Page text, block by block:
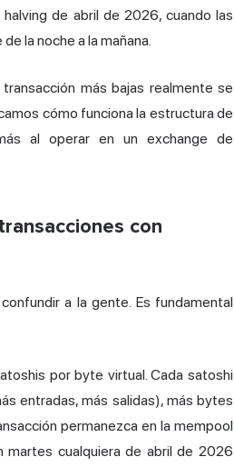
de abril de 2026, cuando las
la noche a la mañana.
más bajas realmente se
cómo funciona la estructura de
al operar en un exchange de
con
a la gente. Es fundamental
por byte virtual. Cada satoshi
entradas, más salidas), más bytes
permanezca en la mempool
martes cualquiera de abril de 2026